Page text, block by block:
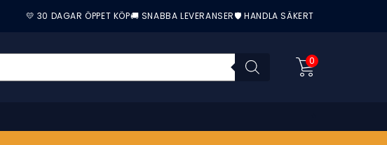
💛 30 DAGAR ÖPPET KÖP🚚 SNABBA LEVERANSER🛡️ HANDLA SÄKERT
0